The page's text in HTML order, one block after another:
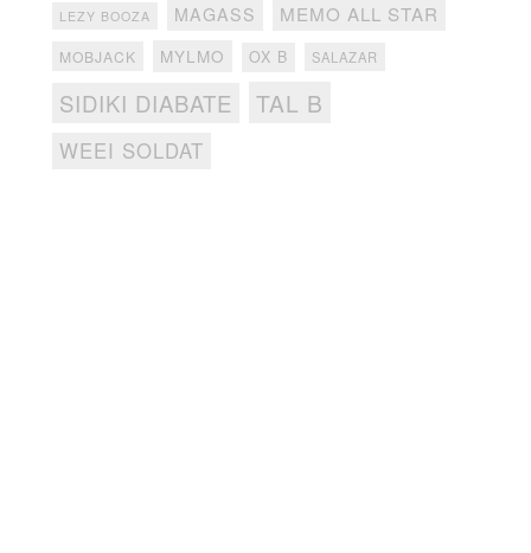
LEZY BOOZA MAGASS MEMO ALL STAR
MOBJACK MYLMO OX B SALAZAR
SIDIKI DIABATE TAL B
WEEI SOLDAT